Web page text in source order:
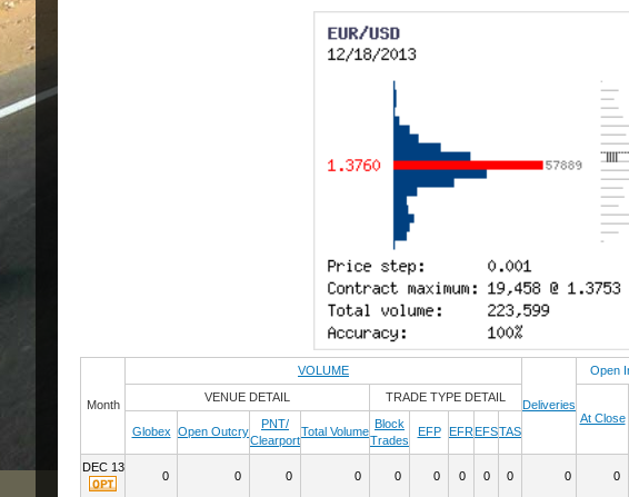
Month
VOLUME
Deliveries
Open
VENUE DETAIL
TRADE TYPE DETAIL
At Close
Globex Open Outcry
PNT/
Clearport
Total Volume
Block
Trades
EFP EFR EFSTAS
DEC 13
0 0 0 0 0 0 0 0 0 0 0